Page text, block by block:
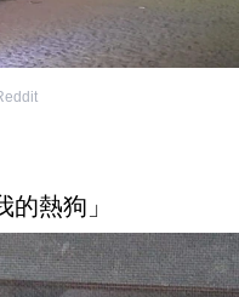
熱狗」